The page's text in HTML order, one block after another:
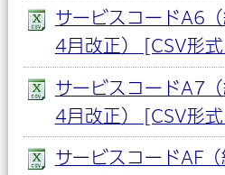
サービスコードA6
4月改正） [CSV形
サービスコードA7
4月改正） [CSV形
サービスコードAF